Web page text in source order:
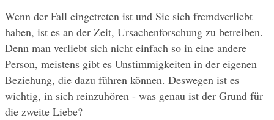
Wenn der Fall eingetreten ist und Sie sich fremdverliebt
haben, ist es an der Zeit, Ursachenforschung zu betreiben.
Denn man verliebt sich nicht einfach so in eine andere
Person, meistens gibt es Unstimmigkeiten in der eigenen
Beziehung, die dazu führen können. Deswegen ist es
wichtig, in sich reinzuhören - was genau ist der Grund für
die zweite Liebe?